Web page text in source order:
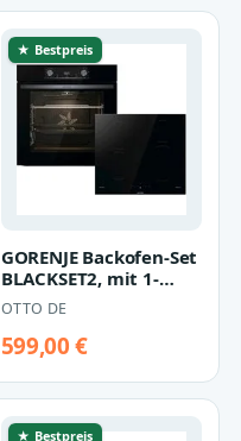
★ Bestpreis
GORENJE Backofen-Set
BLACKSET2, mit 1-
fach-Teleskopauszug,
Aqua Clean,…
OTTO DE
599,00 €
★ Bestpreis